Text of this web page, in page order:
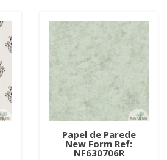
Papel de Parede
New Form Ref:
NF630706R